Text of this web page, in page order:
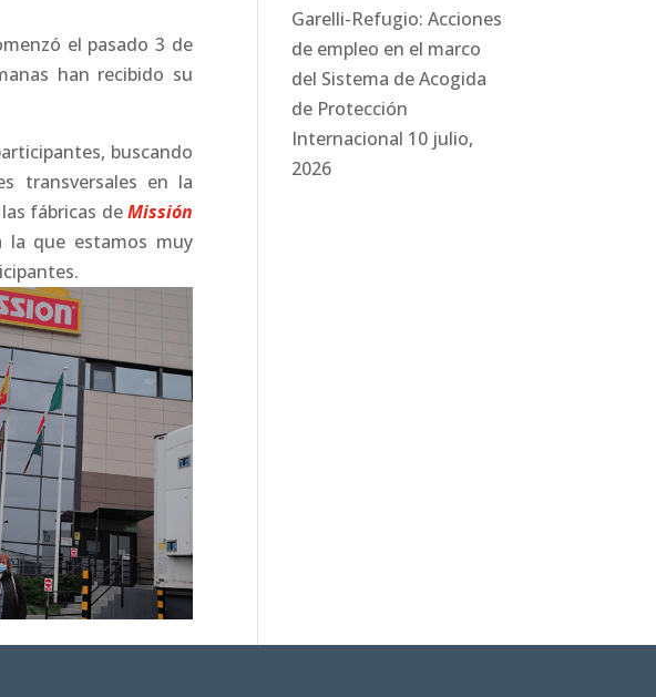
el pasado 3 de
han recibido su
buscando
transversales en la
las fábricas deMissión
la que estamos muy
Garelli-Refugio: Acciones
de empleo en el marco
del Sistema de Acogida
de Protección
Internacional 10 julio,
2026